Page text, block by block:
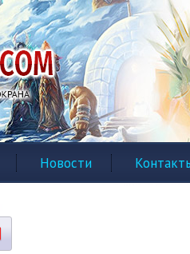
Новости